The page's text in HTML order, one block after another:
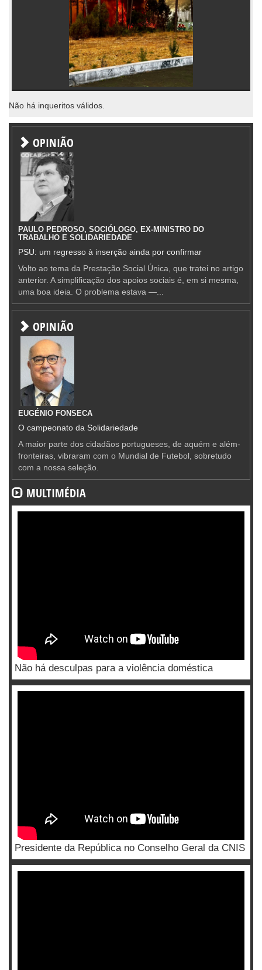
Não há inqueritos válidos.
OPINIÃO
PAULO PEDROSO, SOCIÓLOGO, EX-MINISTRO DO
TRABALHO E SOLIDARIEDADE
PSU: um regresso à inserção ainda por confirmar
Volto ao tema da Prestação Social Única, que tratei no artigo
anterior. A simplificação dos apoios sociais é, em si mesma,
uma boa ideia. O problema estava —...
OPINIÃO
EUGÉNIO FONSECA
O campeonato da Solidariedade
A maior parte dos cidadãos portugueses, de aquém e além-
fronteiras, vibraram com o Mundial de Futebol, sobretudo
com a nossa seleção.
MULTIMÉDIA
Não há desculpas para a violência doméstica
Presidente da República no Conselho Geral da CNIS